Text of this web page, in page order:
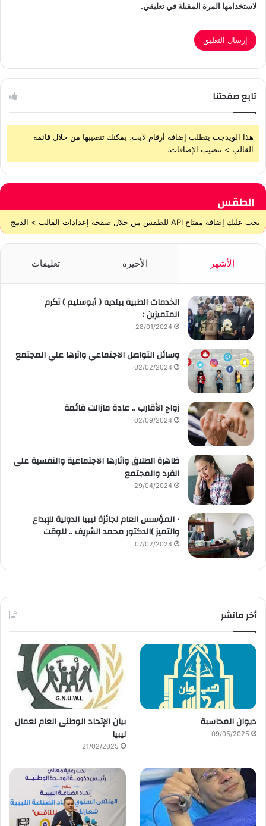
لاستخدامها المرة المقبلة في تعليقي.
تابع صفحتنا
هذا الويدجت يتطلب إضافة أرقام لايت، يمكنك تنصيبها من خلال قائمة
القالب > تنصيب الإضافات.
الطقس
يجب عليك إضافة مفتاح API للطقس من خلال صفحة إعدادات القالب > الدمج
الأشهر الأخيرة تعليقات
الخدمات الطبية ببلدية ( أبوسليم ) تكرم
المتميزين :
28/01/2024
وسائل التواصل الاجتماعي واثرها علي المجتمع
02/02/2024
زواج الأقارب .. عادة مازالت قائمة
02/09/2024
ظاهرة الطلاق وآثارها الاجتماعية والنفسية على
الفرد والمجتمع
29/04/2024
• المؤسس العام لجائزة ليبيا الدولية للإبداع
والتميز )الدكتور محمد الشريف .. للوقت
07/02/2024
أخر مانشر
ديوان المحاسبة
09/05/2025
بيان الإتحاد الوطنى العام لعمال
ليبيا
21/02/2025